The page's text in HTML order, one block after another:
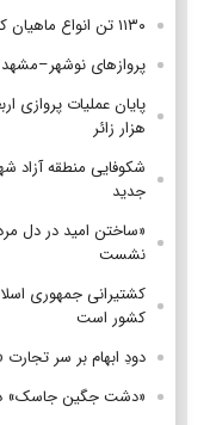
۱۱۳۰ تن انواع ماهیان کیلکا از دریای خزر صید شد
پروازهای نوشهر–مشهد «هما» از ۱۸
هزار زائر
شکوفایی منطقه آزاد
جدید
«ساختن امید در دل
نشست
کشتیرانی جمهوری
کشور است
دودِ ابهام بر سر
«دشت جگین جاسک»